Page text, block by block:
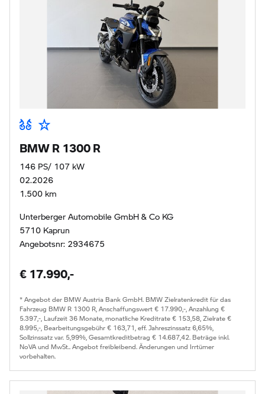
BMW R 1300 R
146 PS/ 107 kW
02.2026
1.500 km
Unterberger Automobile GmbH & Co KG
5710 Kaprun
Angebotsnr: 2934675
€ 17.990,-
* Angebot der BMW Austria Bank GmbH. BMW Zielratenkredit für das
Fahrzeug BMW R 1300 R, Anschaffungswert € 17.990,-, Anzahlung €
5.397,-, Laufzeit 36 Monate, monatliche Kreditrate € 153,58, Zielrate €
8.995,-, Bearbeitungsgebühr € 163,71, eff. Jahreszinssatz 6,65%,
Sollzinssatz var. 5,99%, Gesamtkreditbetrag € 14.687,42. Beträge inkl.
NoVA und MwSt.. Angebot freibleibend. Änderungen und Irrtümer
vorbehalten.